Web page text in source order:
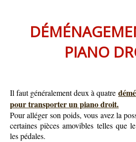
PIANO
Il faut généralement deux à quatre
pour transporter un piano droit.
Pour alléger son poids, vous avez la
certaines pièces amovibles telles que
les pédales.